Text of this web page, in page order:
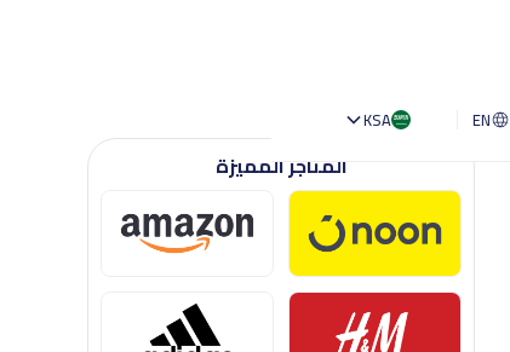
EN
KSA
المتاجر المميزة